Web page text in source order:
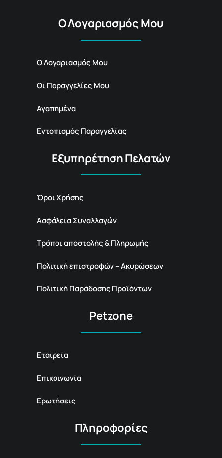
Ο Λογαριασμός Μου
Ο Λογαριασμός Μου
Οι Παραγγελίες Μου
Αγαπημένα
Εντοπισμός Παραγγελίας
Εξυπηρέτηση Πελατών
Όροι Χρήσης
Ασφάλεια Συναλλαγών
Τρόποι αποστολής & Πληρωμής
Πολιτική επιστροφών – Ακυρώσεων
Πολιτική Παράδοσης Προϊόντων
Petzone
Εταιρεία
Επικοινωνία
Ερωτήσεις
Πληροφορίες